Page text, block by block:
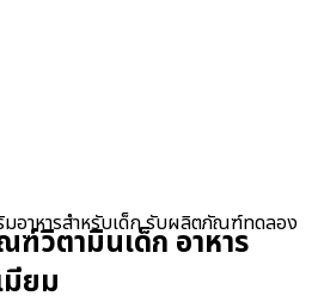
กาบา Pharma GABA
ตามินเสริมการเจริญเติบโต
และลูกน้อย
มอหัวใจแม่
Ltd.